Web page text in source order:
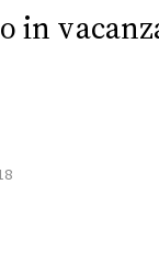
in